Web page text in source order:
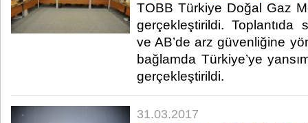
TOBB Türkiye Doğal Gaz
gerçekleştirildi. Toplantıda
ve AB’de arz güvenliğine
bağlamda Türkiye’ye
gerçekleştirildi.​
31.03.2017